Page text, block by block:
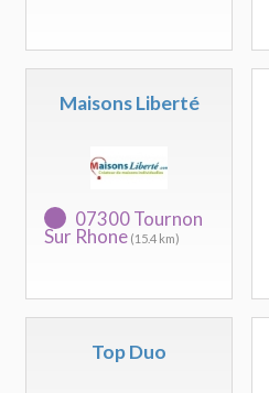
Maisons Liberté
07300 Tournon
Sur Rhone (15.4 km)
Top Duo